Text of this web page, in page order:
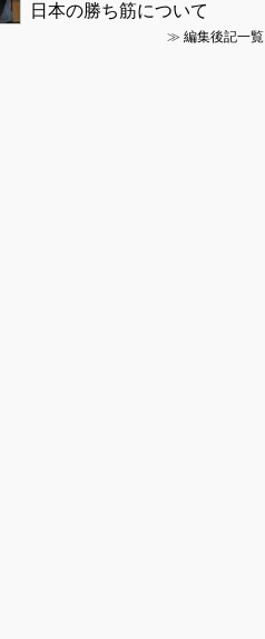
日本の勝ち筋について
≫ 編集後記一覧